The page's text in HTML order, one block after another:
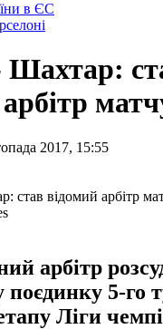
в ЄС
Шахтар:
2017, 15:55
арбітр
5-го
Ліги